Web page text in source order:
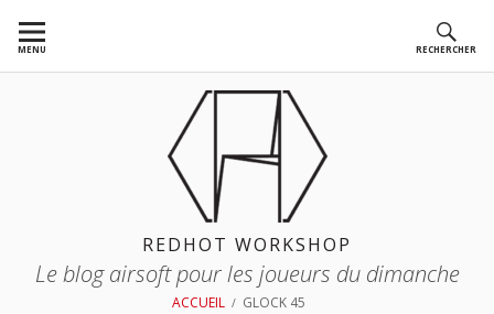
auMENU RECHERCHER
REDHOT WORKSHOP
Le blog airsoft pour les joueurs du dimanche
ACCUEIL GLOCK 45